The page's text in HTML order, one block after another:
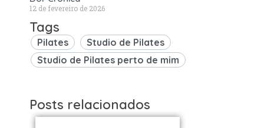
12 de fevereiro de 2026
Tags
Pilates
Studio de Pilates
Studio de Pilates perto de mim
Posts relacionados